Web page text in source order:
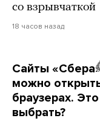
со взрывчаткой
18 часов назад
Сайты
можно
браузерах.
выбрать?